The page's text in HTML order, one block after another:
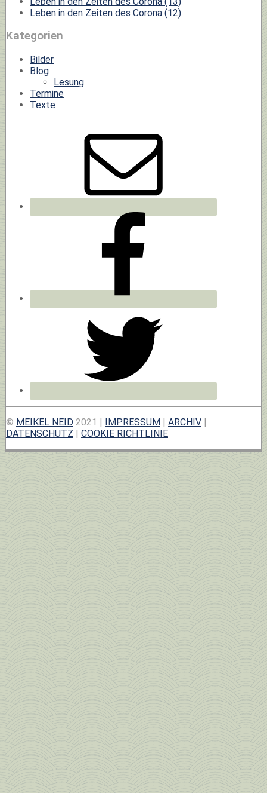
Leben in den Zeiten des Corona (12)
Kategorien
Bilder
Blog
Lesung
Termine
Texte
© MEIKEL NEID 2021 | IMPRESSUM | ARCHIV |
DATENSCHUTZ | COOKIE RICHTLINIE